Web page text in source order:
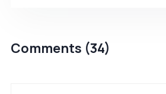
Comments (34)